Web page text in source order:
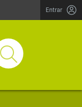
Entrar